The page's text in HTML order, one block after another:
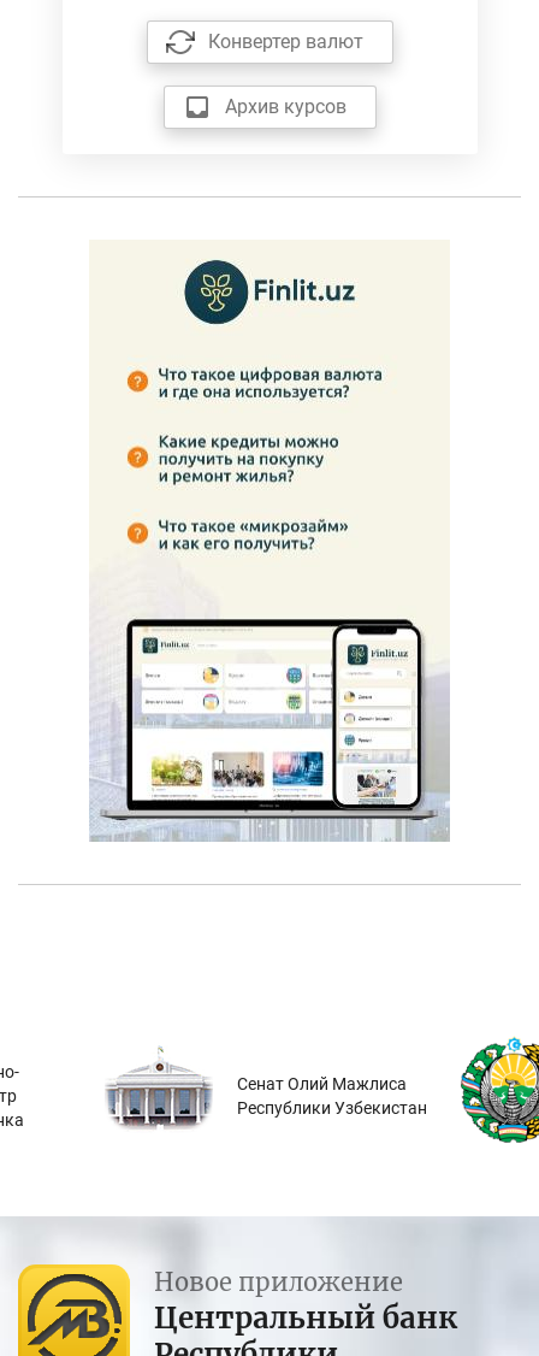
Конвертер валют
Архив курсов
Сенат Олий Мажлиса
Республики Узбекистан
Новое приложение
Центральный банк